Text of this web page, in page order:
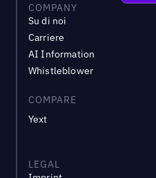
COMPANY
Su di noi
Carriere
AI Information
Whistleblower
COMPARE
Yext
LEGAL